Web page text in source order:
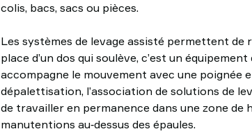
colis, bacs, sacs ou pièces.
Les systèmes de levage assisté permettent de
place d’un dos qui soulève, c’est un
accompagne le mouvement avec une poignée
dépalettisation, l’association de solutions de
de travailler en permanence dans une zone
manutentions au‑dessus des épaules.